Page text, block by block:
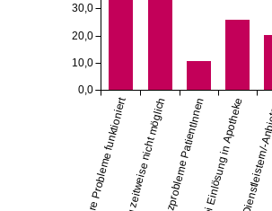
Akzeptanzprobleme PatientInnen
0,0
10,0
20,0
30,0